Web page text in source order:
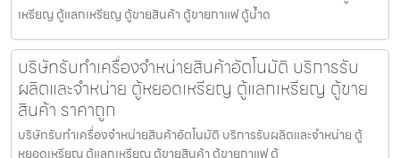
เหรียญ ตู้แลกเหรียญ ตู้ขายสินค้า ตู้ขายกาแฟ ตู้น้ำด
บริษัทรับทำเครื่องจำหน่ายสินค้า​อัตโนมัติ บริการรับ
ผลิตและจำหน่าย ตู้หยอดเหรียญ ตู้แลกเหรียญ ตู้ขาย
สินค้า ราคาถูก
บริษัทรับทำเครื่องจำหน่ายสินค้า​อัตโนมัติ บริการรับผลิตและจำหน่าย ตู้
หยอดเหรียญ ตู้แลกเหรียญ ตู้ขายสินค้า ตู้ขายกาแฟ ตู้